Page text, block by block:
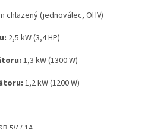
chlazený (jednoválec, OHV)
2,5 kW (3,4 HP)
1,3 kW (1300 W)
1,2 kW (1200 W)